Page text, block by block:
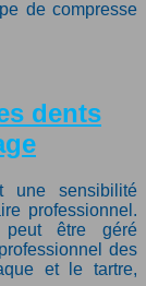
de compresse
dents
une sensibilité
professionnel.
peut être géré
des
et le tartre,